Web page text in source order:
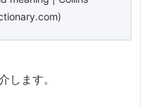
します。